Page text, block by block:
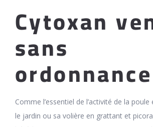
Cytoxan
sans
ordonnance
Comme l’essentiel de l’activité de la
le jardin ou sa volière en grattant et